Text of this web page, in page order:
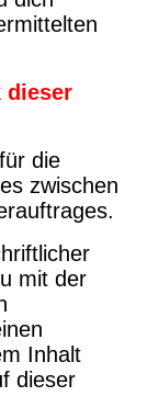
dieser
die
zwischen
mit der
Inhalt
dieser